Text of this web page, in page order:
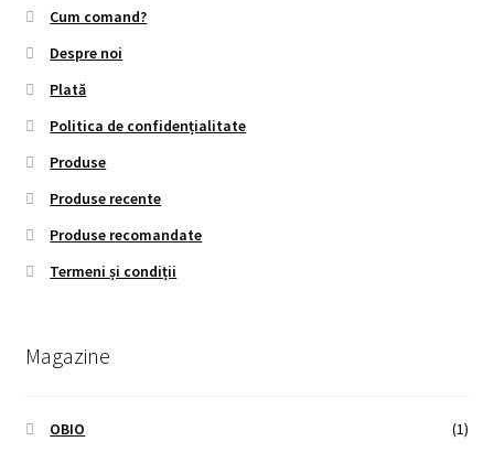
Cum comand?
Despre noi
Plată
Politica de confidențialitate
Produse
Produse recente
Produse recomandate
Termeni și condiții
Magazine
OBIO (1)